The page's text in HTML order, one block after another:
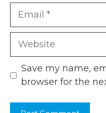
Email
Website
Save my name,
browser for the